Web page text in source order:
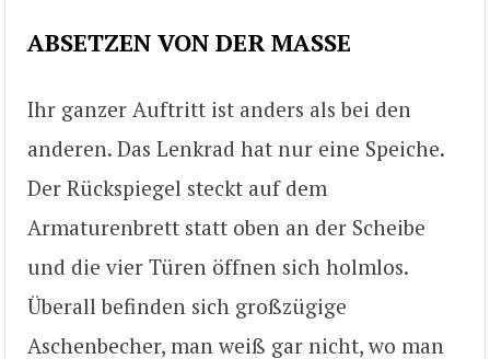
ABSETZEN VON DER MASSE
Ihr ganzer Auftritt ist anders als bei den
anderen. Das Lenkrad hat nur eine Speiche.
Der Rückspiegel steckt auf dem
Armaturenbrett statt oben an der Scheibe
und die vier Türen öffnen sich holmlos.
Überall befinden sich großzügige
Aschenbecher, man weiß gar nicht, wo man